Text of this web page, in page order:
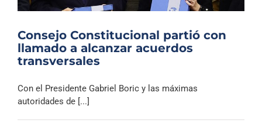
Consejo Constitucional partió con
llamado a alcanzar acuerdos
transversales
Con el Presidente Gabriel Boric y las máximas
autoridades de [...]